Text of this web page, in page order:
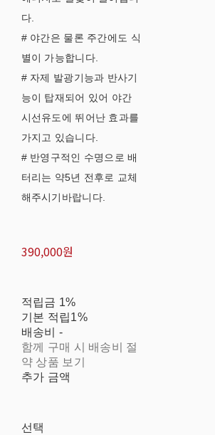
다.
# 야간은 물론 주간에도 식
별이 가능합니다.
# 자제 발광기능과 반사기
능이 탑재되어 있어 야간
시선유도에 뛰어난 효과를
가지고 있습니다.
# 반영구적인 수명으로 배
터리는 약5년 전후로 교체
해주시기바랍니다.
390,000원
적립금 1%
기본 적립1%
배송비 -
함께 구매 시 배송비 절
약 상품 보기
추가 금액
선택